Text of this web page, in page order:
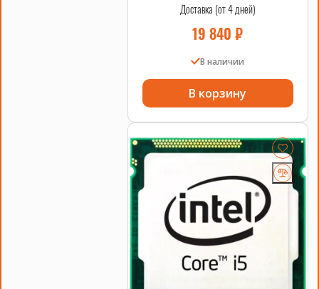
Доставка (от 4 дней)
19 840₽
В наличии
В корзину